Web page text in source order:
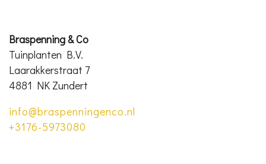
Braspenning & Co
Tuinplanten B.V.
Laarakkerstraat 7
4881 NK Zundert
info@braspenningenco.nl
+3176-5973080